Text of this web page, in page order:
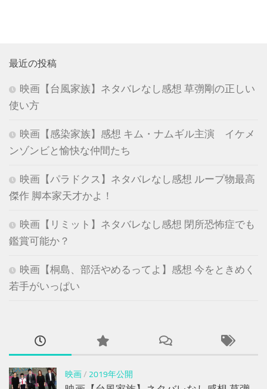
最近の投稿
映画【台風家族】ネタバレなし感想 草彅剛の正しい
使い方
映画【感染家族】感想 キム・ナムギル主演 イケメ
ンゾンビと愉快な仲間たち
映画【パラドクス】ネタバレなし感想 ループ物最高
傑作 脚本家天才かよ！
映画【リミット】ネタバレなし感想 閉所恐怖症でも
鑑賞可能か？
映画【桐島、部活やめるってよ】感想 今をときめく
若手がいっぱい
映画/ 2019年公開